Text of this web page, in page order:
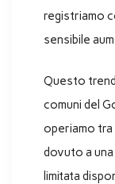
registriamo
sensibile
Questo
comuni del
operiamo tra
dovuto a
limitata